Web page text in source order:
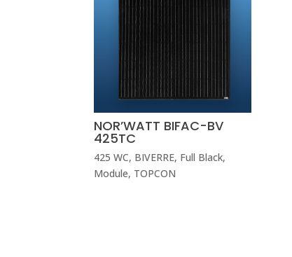
NOR’WATT BIFAC-BV
425TC
425 WC, BIVERRE, Full Black,
Module, TOPCON